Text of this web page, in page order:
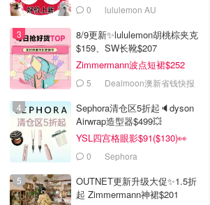
0 lululemon AU
8/9更新✨lululemon胡桃棕夹克
$159、SW长靴$207
Zimmermann波点短裙$252
5 Dealmoon澳新省钱快报
Sephora清仓区5折起🔈dyson
Airwrap造型器$499💥
YSL四宫格眼影$91($130)👀
0 Sephora
OUTNET更新升级大促✨1.5折
起 Zimmermann神裙$201